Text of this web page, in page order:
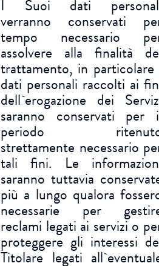
I Suoi dati
verranno conservati
tempo necessario
assolvere alla finalità
trattamento, in
dati personali raccolti ai
dell`erogazione dei
saranno conservati per
periodo
strettamente necessario
tali fini. Le
saranno tuttavia
più a lungo qualora
necessarie per
reclami legati ai servizi o
proteggere gli interessi
Titolare legati